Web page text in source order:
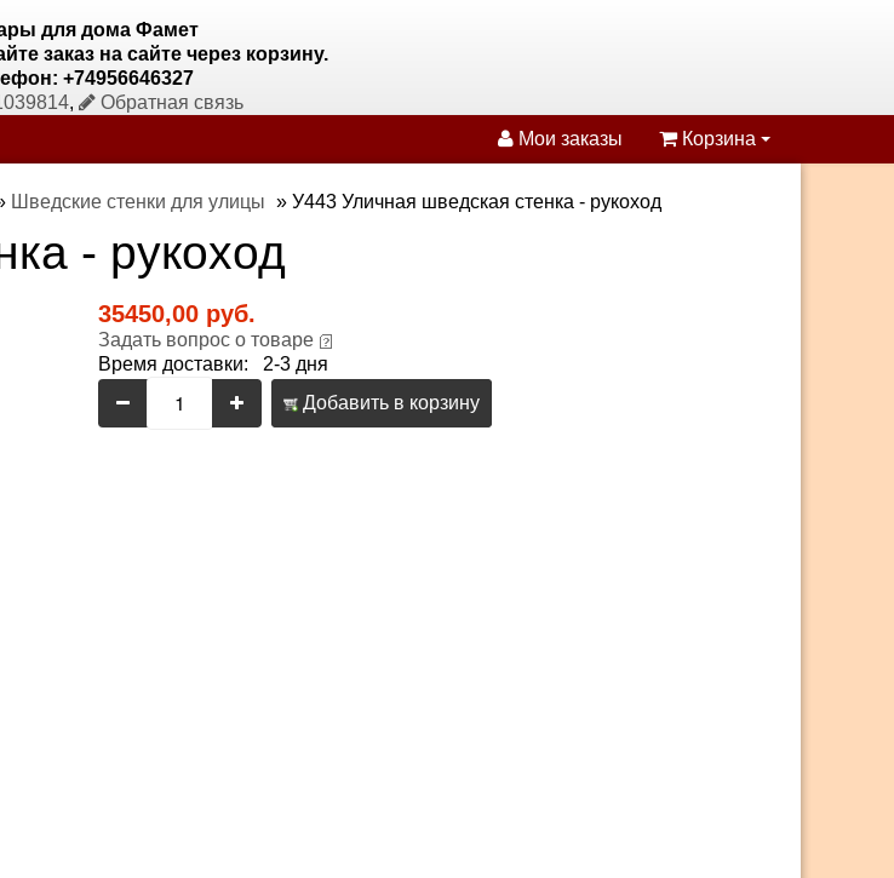
для дома Фамет
заказ на сайте через корзину.
+74956646327
,
Обратная связь
Мои заказы Корзина
Шведские стенки для улицы » У443 Уличная шведская стенка - рукоход
- рукоход
35450,00 руб.
Задать вопрос о товаре
Время доставки: 2-3 дня
Добавить в корзину